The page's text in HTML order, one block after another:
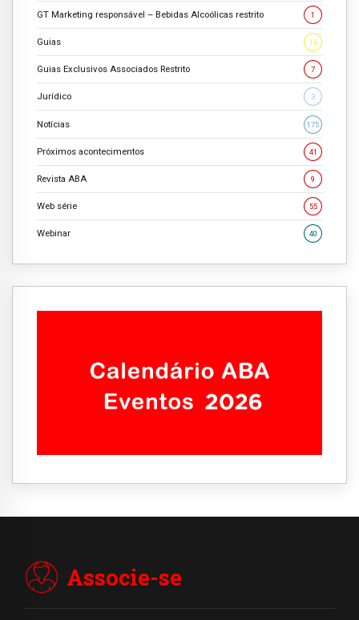
GT Marketing responsável – Bebidas Alcoólicas restrito 1
Guias 16
Guias Exclusivos Associados Restrito 7
Jurídico 3
Notícias 175
Próximos acontecimentos 41
Revista ABA 9
Web série 55
Webinar 40
Associe-se